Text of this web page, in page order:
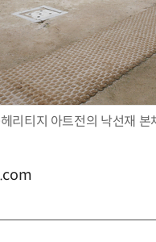
리티지 아트전의 낙선재 본